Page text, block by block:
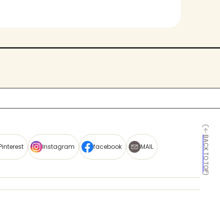
BACK TO TOP
Instagram facebook MAIL